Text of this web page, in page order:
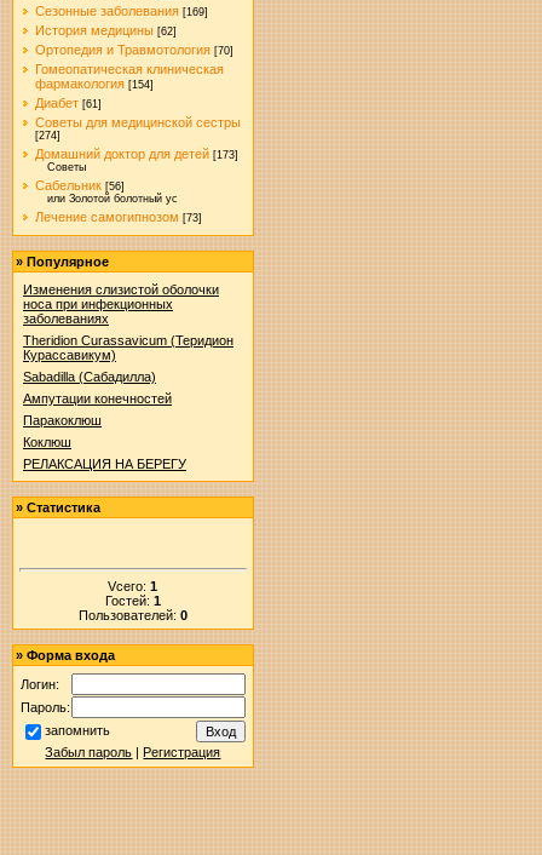
Сезонные заболевания [169]
История медицины [62]
Ортопедия и Травмотология [70]
Гомеопатическая клиническая
фармакология [154]
Диабет [61]
Советы для медицинской сестры
[274]
Домашний доктор для детей [173]
Советы
Сабельник [56]
или Золотой болотный ус
Лечение самогипнозом [73]
» Популярное
Изменения слизистой оболочки
носа при инфекционных
заболеваниях
Theridion Curassavicum (Теридион
Курассавикум)
Sabadilla (Сабадилла)
Ампутации конечностей
Паракоклюш
Коклюш
РЕЛАКСАЦИЯ НА БЕРЕГУ
» Статистика
Vсего:1
Гостей: 1
Пользователей: 0
» Форма входа
Логин:
Пароль:
запомнить
Забыл пароль |Регистрация